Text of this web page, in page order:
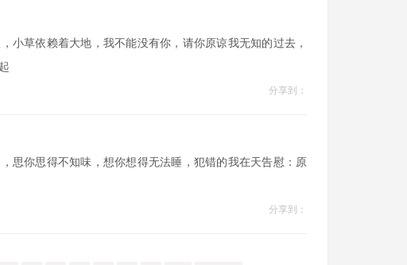
小草依赖着大地，我不能没有你，请你原谅我无知的过去，
分享到：
思你思得不知味，想你想得无法睡，犯错的我在天告慰：原
分享到：